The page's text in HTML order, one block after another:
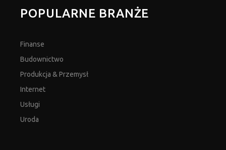
POPULARNE BRANŻE
Finanse
Budownictwo
Produkcja & Przemysł
Internet
Usługi
Uroda